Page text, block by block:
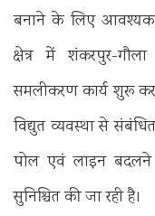
बनाने के लिए आवश्यक
क्षेत्र में शंकरपुर-
समलीकरण कार्य शुरू कर
विद्युत व्यवस्था से
पोल एवं लाइन बदलने
सुनिश्चित की जा रही है।